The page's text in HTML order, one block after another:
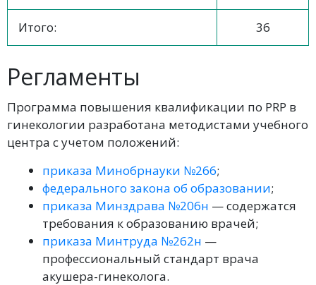
Итого: 36
Регламенты
Программа повышения квалификации по PRP в
гинекологии разработана методистами учебного
центра с учетом положений:
приказа Минобрнауки №266;
федерального закона об образовании;
приказа Минздрава №206н — содержатся
требования к образованию врачей;
приказа Минтруда №262н —
профессиональный стандарт врача
акушера-гинеколога.